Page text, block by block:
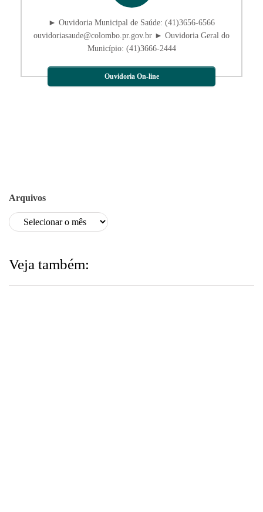
► Ouvidoria Municipal de Saúde: (41)3656-6566
ouvidoriasaude@colombo.pr.gov.br ► Ouvidoria Geral do
Município: (41)3666-2444
Ouvidoria On-line
Arquivos
Veja também: